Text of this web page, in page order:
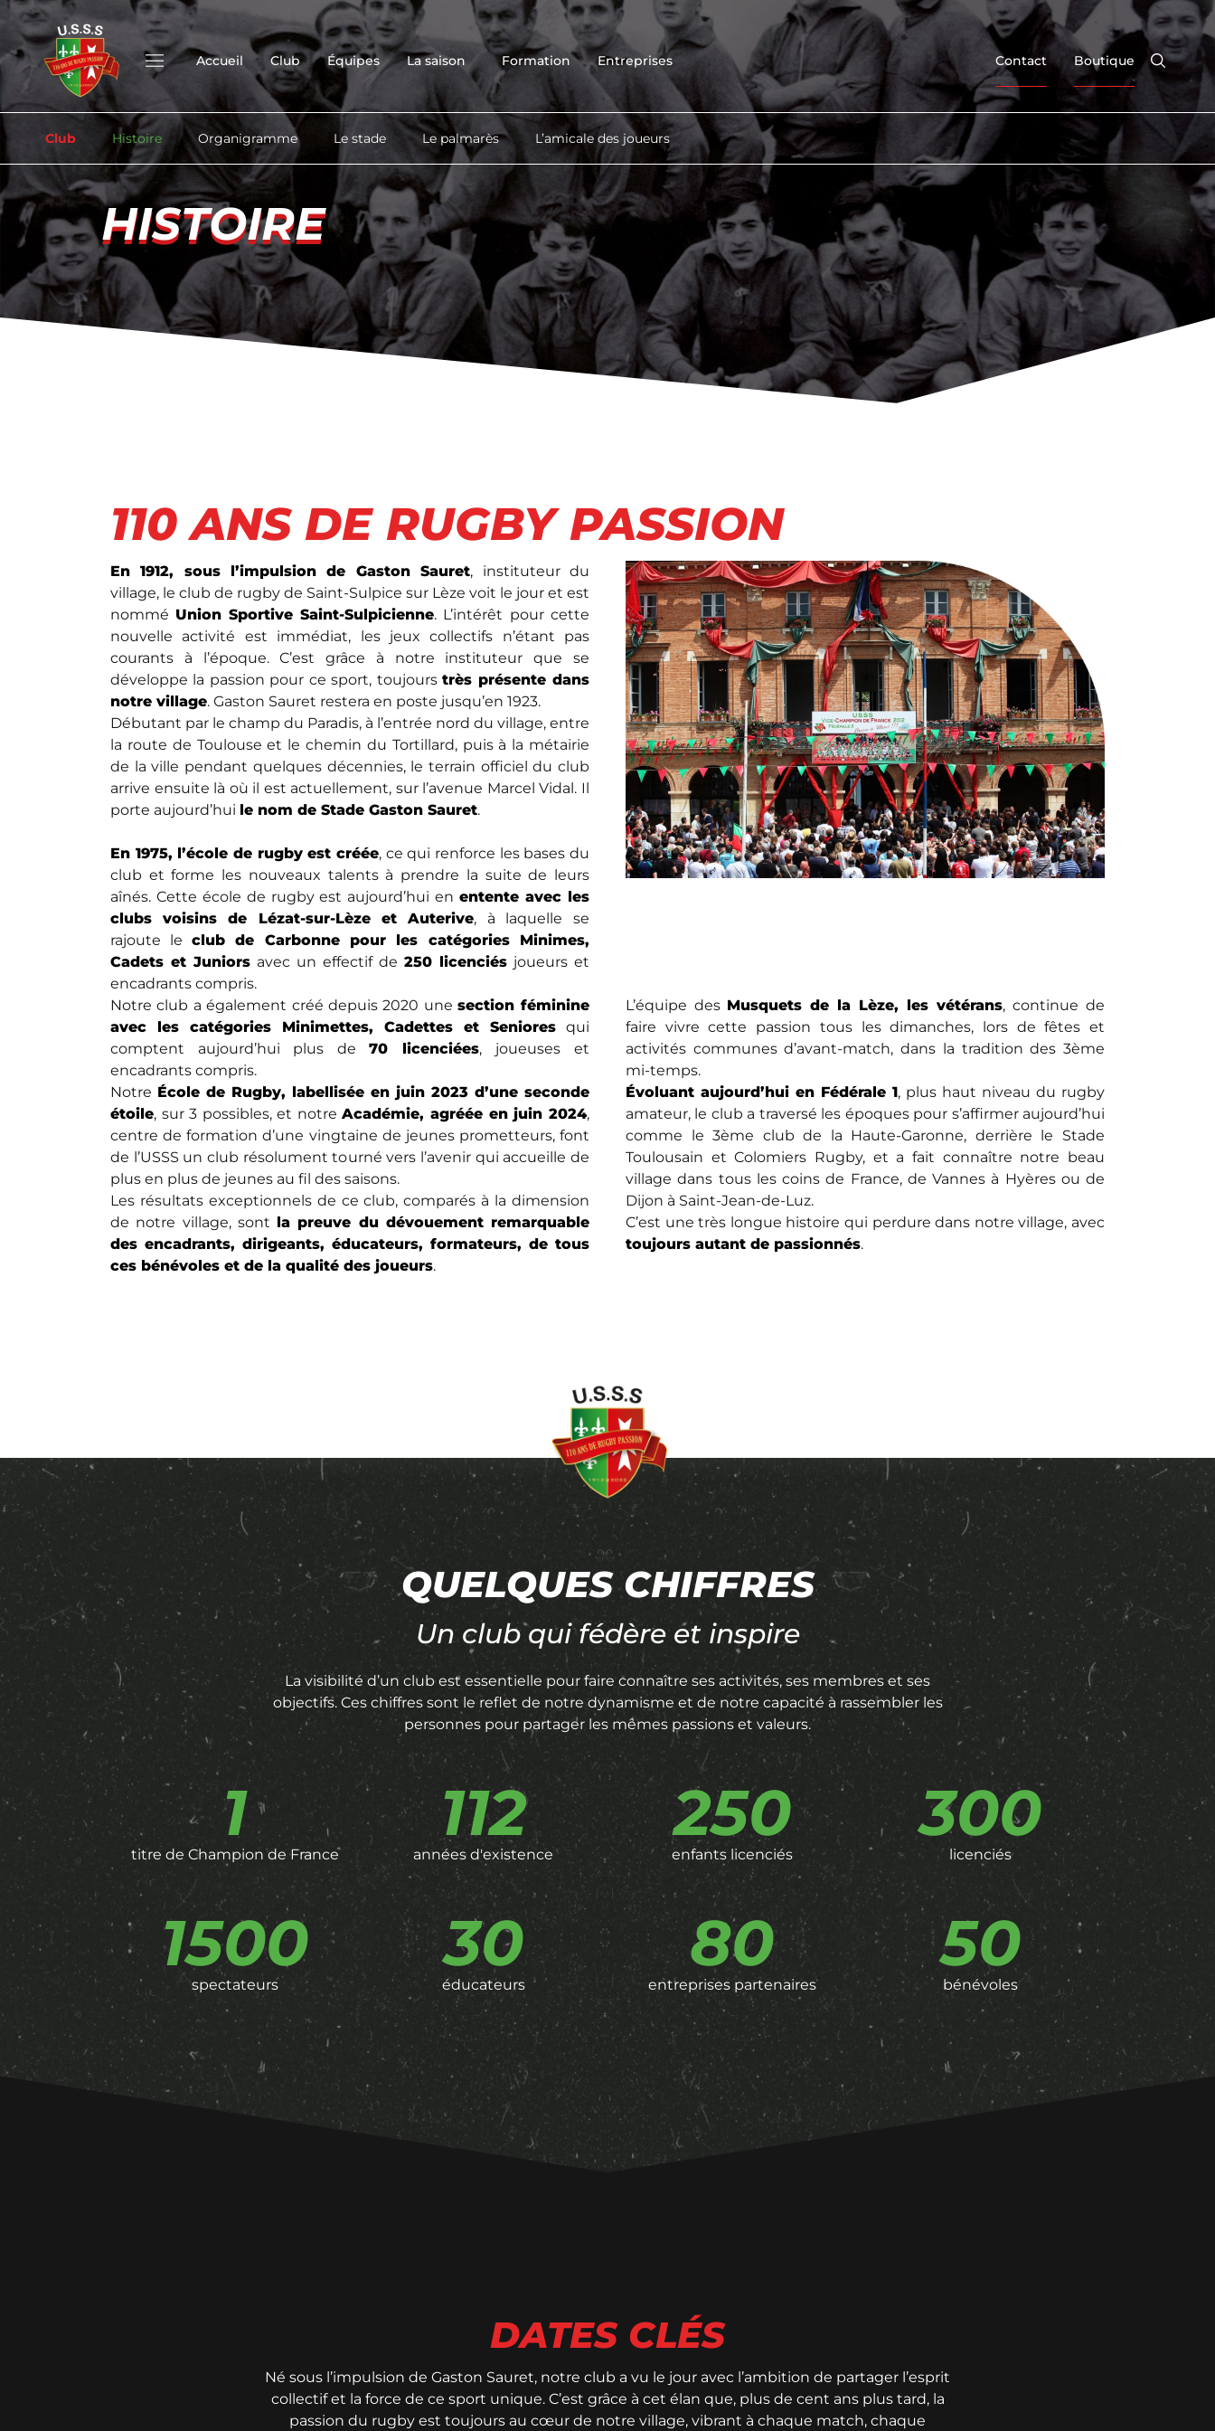
Accueil Club Équipes La saison Formation Entreprises Contact Boutique
Club Histoire Organigramme Le stade Le palmarès L’amicale des joueurs
HISTOIRE
HISTOIRE
Accueil
Club
Équipes
La saison
Formation
Entreprises
Contact
Boutique
110 ANS DE RUGBY PASSION
En 1912, sous l’impulsion de Gaston Sauret, instituteur du
village, le club de rugby de Saint-Sulpice sur Lèze voit le jour et est
nommé Union Sportive Saint-Sulpicienne. L’intérêt pour cette
nouvelle activité est immédiat, les jeux collectifs n’étant pas
courants à l’époque. C’est grâce à notre instituteur que se
développe la passion pour ce sport, toujours très présente dans
notre village. Gaston Sauret restera en poste jusqu’en 1923.
Débutant par le champ du Paradis, à l’entrée nord du village, entre
la route de Toulouse et le chemin du Tortillard, puis à la métairie
de la ville pendant quelques décennies, le terrain officiel du club
arrive ensuite là où il est actuellement, sur l’avenue Marcel Vidal. Il
porte aujourd’hui le nom de Stade Gaston Sauret.
En 1975, l’école de rugby est créée, ce qui renforce les bases du
club et forme les nouveaux talents à prendre la suite de leurs
aînés. Cette école de rugby est aujourd’hui en entente avec les
clubs voisins de Lézat-sur-Lèze et Auterive, à laquelle se
rajoute le club de Carbonne pour les catégories Minimes,
Cadets et Juniors avec un effectif de 250 licenciés joueurs et
encadrants compris.
Notre club a également créé depuis 2020 une section féminine
avec les catégories Minimettes, Cadettes et Seniores qui
comptent aujourd’hui plus de 70 licenciées, joueuses et
encadrants compris.
Notre École de Rugby, labellisée en juin 2023 d’une seconde
étoile, sur 3 possibles, et notre Académie, agréée en juin 2024,
centre de formation d’une vingtaine de jeunes prometteurs, font
de l’USSS un club résolument tourné vers l’avenir qui accueille de
plus en plus de jeunes au fil des saisons.
Les résultats exceptionnels de ce club, comparés à la dimension
de notre village, sont la preuve du dévouement remarquable
des encadrants, dirigeants, éducateurs, formateurs, de tous
ces bénévoles et de la qualité des joueurs.
L’équipe des Musquets de la Lèze, les vétérans, continue de
faire vivre cette passion tous les dimanches, lors de fêtes et
activités communes d’avant-match, dans la tradition des 3ème
mi-temps.
Évoluant aujourd’hui en Fédérale 1, plus haut niveau du rugby
amateur, le club a traversé les époques pour s’affirmer aujourd’hui
comme le 3ème club de la Haute-Garonne, derrière le Stade
Toulousain et Colomiers Rugby, et a fait connaître notre beau
village dans tous les coins de France, de Vannes à Hyères ou de
Dijon à Saint-Jean-de-Luz.
C’est une très longue histoire qui perdure dans notre village, avec
toujours autant de passionnés.
QUELQUES CHIFFRES
Un club qui fédère et inspire
La visibilité d’un club est essentielle pour faire connaître ses activités, ses membres et ses
objectifs. Ces chiffres sont le reflet de notre dynamisme et de notre capacité à rassembler les
personnes pour partager les mêmes passions et valeurs.
titre de Champion de France
1
années d'existence
112
enfants licenciés
250
licenciés
300
spectateurs
1500
éducateurs
30
entreprises partenaires
80
bénévoles
50
DATES CLÉS
Né sous l’impulsion de Gaston Sauret, notre club a vu le jour avec l’ambition de partager l’esprit
collectif et la force de ce sport unique. C’est grâce à cet élan que, plus de cent ans plus tard, la
passion du rugby est toujours au cœur de notre village, vibrant à chaque match, chaque